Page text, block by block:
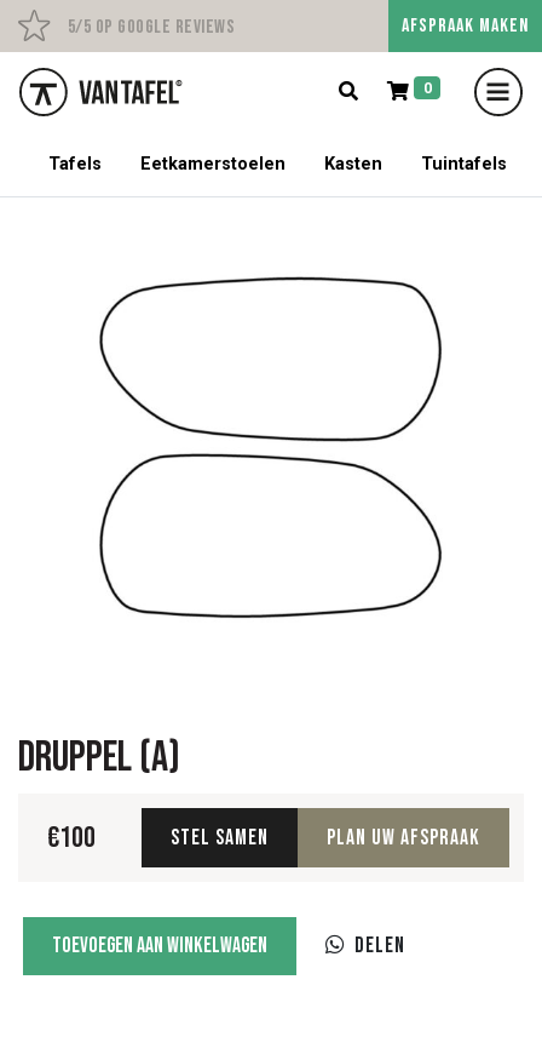
5/5 op Google Reviews Persoonlijk advies op
AFSPRAAK MAKEN
0
5% korting op een tafel met stoelen!
Tafels Eetkamerstoelen Kasten Tuintafels
Druppel (A)
€100 Stel samen Plan uw afspraak
aantal
Toevoegen aan winkelwagen Delen